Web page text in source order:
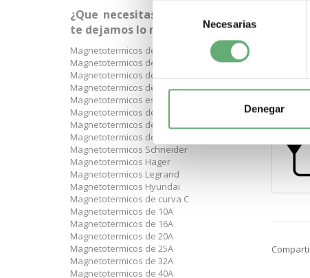
consentimiento
Necesarias
Denegar
¿Que necesitas? A continuación
te dejamos lo más buscado:
Magnetotermicos de 1 p+n
Magnetotermicos de 2 polos
Magnetotermicos de 3 polos
Magnetotermicos de 4 polos
Magnetotermicos estrechos
Magnetotermicos de 6kA
Magnetotermicos de 10kA
Magnetotermicos de 16kA
Magnetotermicos Schneider
Magnetotermicos Hager
Magnetotermicos Legrand
Magnetotermicos Hyundai
Magnetotermicos de curva C
Magnetotermicos de 10A
Magnetotermicos de 16A
Magnetotermicos de 20A
Magnetotermicos de 25A
Magnetotermicos de 32A
Magnetotermicos de 40A